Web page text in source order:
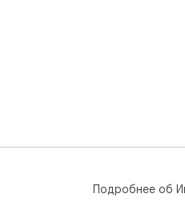
Подробнее об